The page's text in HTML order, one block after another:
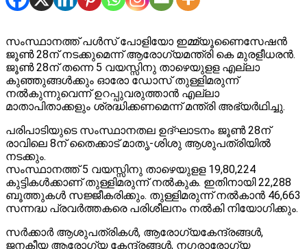
സംസ്ഥാനത്ത് പള്‍സ് പോളിയോ ഇമ്മ്യൂണൈസേഷന്‍
ജൂണ്‍ 28ന് നടക്കുമെന്ന് ആരോഗ്യമന്ത്രി കെ മുരളീധരന്‍.
ജൂണ്‍ 28ന് തന്നെ 5 വയസ്സിനു താഴെയുളള എല്ലാ
കുഞ്ഞുങ്ങള്‍ക്കും ഓരോ ഡോസ് തുള്ളിമരുന്ന്
നല്‍കുന്നുവെന്ന് ഉറപ്പുവരുത്താന്‍ എല്ലാ
മാതാപിതാക്കളും ശ്രദ്ധിക്കണമെന്ന് മന്ത്രി അഭ്യര്‍ഥിച്ചു.
പരിപാടിയുടെ സംസ്ഥാനതല ഉദ്ഘാടനം ജൂണ്‍ 28ന്
രാവിലെ 8ന് തൈക്കാട് മാതൃ-ശിശു ആശുപത്രിയില്‍
നടക്കും.
സംസ്ഥാനത്ത് 5 വയസ്സിനു താഴെയുളള 19,80,224
കുട്ടികള്‍ക്കാണ് തുള്ളിമരുന്ന് നല്‍കുക. ഇതിനായി 22,288
ബൂത്തുകള്‍ സജ്ജീകരിക്കും. തുള്ളിമരുന്ന് നല്‍കാന്‍ 46,663
സന്നദ്ധ പ്രവര്‍ത്തകരെ പരിശീലനം നല്‍കി നിയോഗിക്കും.
സര്‍ക്കാര്‍ ആശുപത്രികള്‍, ആരോഗ്യകേന്ദ്രങ്ങള്‍,
ജനകീയ ആരോഗ്യ കേന്ദ്രങ്ങള്‍, നഗരാരോഗ്യ